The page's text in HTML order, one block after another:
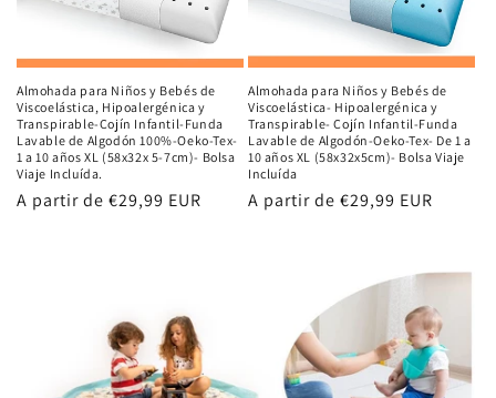
Almohada para Niños y Bebés de
Viscoelástica, Hipoalergénica y
Transpirable-Cojín Infantil-Funda
Lavable de Algodón 100%-Oeko-Tex-
1 a 10 años XL (58x32x 5-7cm)- Bolsa
Viaje Incluída.
Precio
A partir de €29,99 EUR
Almohada para Niños y Bebés de
Viscoelástica- Hipoalergénica y
Transpirable- Cojín Infantil-Funda
Lavable de Algodón-Oeko-Tex- De 1 a
10 años XL (58x32x5cm)- Bolsa Viaje
Incluída
Precio
A partir de €29,99 EUR